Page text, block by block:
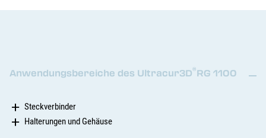
Anwendungsbereiche des Ultracur3D®RG 1100
Steckverbinder
Halterungen und Gehäuse